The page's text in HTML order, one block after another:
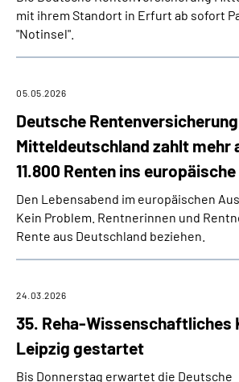
mit ihrem Standort in Erfurt ab sofort
"Notinsel".
Deutsche Rentenversicherung
Mitteldeutschland zahlt mehr
11.800 Renten ins
05.05.2026
Den Lebensabend im europäischen
Kein Problem. Rentnerinnen und
Rente aus Deutschland beziehen.
35. Reha-Wissenschaftliches
Leipzig gestartet
24.03.2026
Bis Donnerstag erwartet die Deutsche